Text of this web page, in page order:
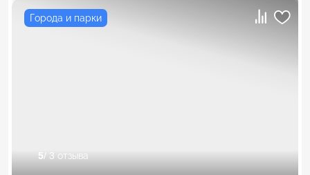
Города и парки
5/ 3 отзыва